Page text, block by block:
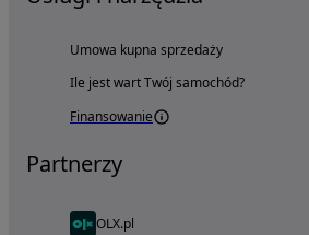
Umowa kupna sprzedaży
Ile jest wart Twój samochód?
Finansowanie
Partnerzy
OLX.pl